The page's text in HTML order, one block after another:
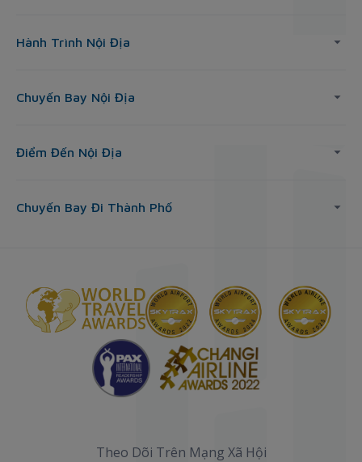
Hành Trình Nội Địa
Chuyến Bay Nội Địa
Điểm Đến Nội Địa
Chuyến Bay Đi Thành Phố
Theo Dõi Trên Mạng Xã Hội